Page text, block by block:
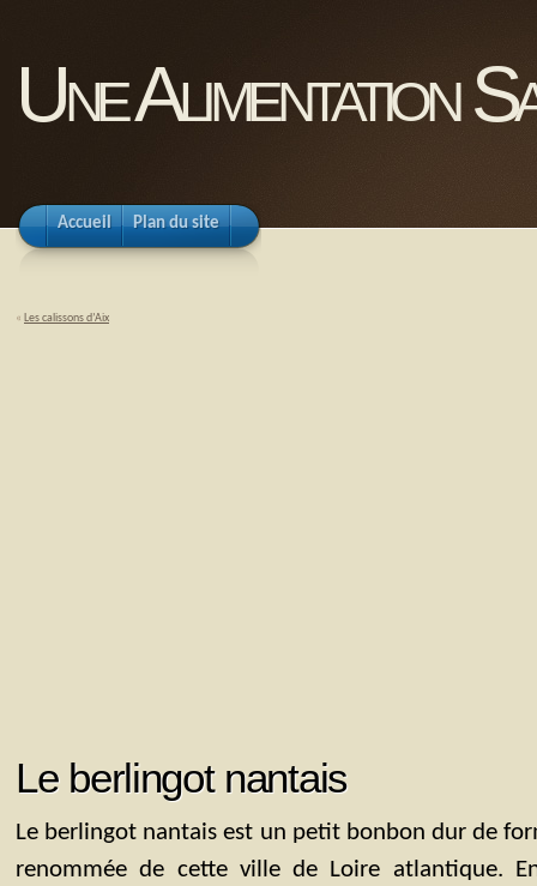
Une Alimentation
Accueil Plan du site
« Les calissons d’Aix
Le berlingot nantais
Le berlingot nantais est un petit bonbon dur de
renommée de cette ville de Loire atlantique.